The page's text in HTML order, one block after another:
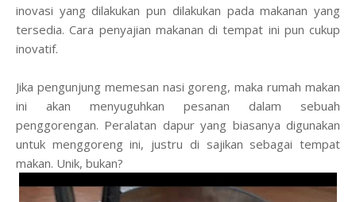
inovasi yang dilakukan pun dilakukan pada makanan yang
tersedia. Cara penyajian makanan di tempat ini pun cukup
inovatif.
Jika pengunjung memesan nasi goreng, maka rumah makan
ini akan menyuguhkan pesanan dalam sebuah
penggorengan. Peralatan dapur yang biasanya digunakan
untuk menggoreng ini, justru di sajikan sebagai tempat
makan. Unik, bukan?